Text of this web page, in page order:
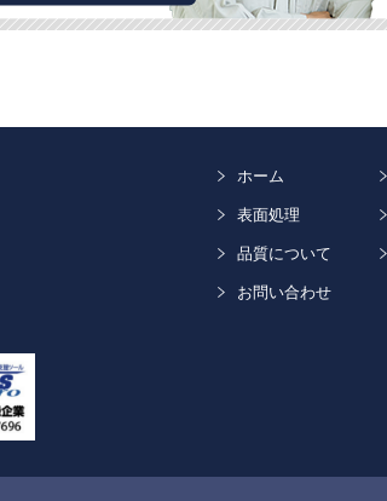
ホーム
表面処理
品質について
お問い合わせ